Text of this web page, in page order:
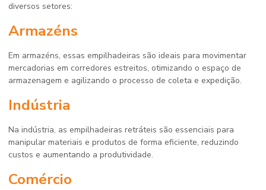
diversos setores:
Armazéns
Em armazéns, essas empilhadeiras são ideais para movimentar
mercadorias em corredores estreitos, otimizando o espaço de
armazenagem e agilizando o processo de coleta e expedição.
Indústria
Na indústria, as empilhadeiras retráteis são essenciais para
manipular materiais e produtos de forma eficiente, reduzindo
custos e aumentando a produtividade.
Comércio